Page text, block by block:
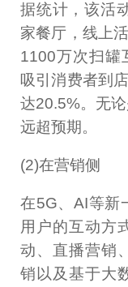
据统计，该活
家餐厅，线上
1100万次扫罐
吸引消费者到
达20.5%。无
远超预期。
(2)在营销侧
在5G、AI等新
用户的互动方
动、直播营销
销以及基于大